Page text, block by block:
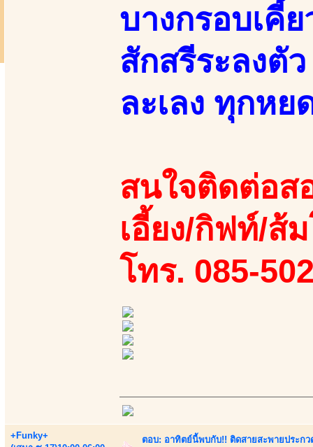
บางกรอบเคี้
สักสรีระลงตั
ละเลง ทุกหย
สนใจติดต่อส
เอี้ยง/กิฟท์/ส้
โทร. 085-
+Funky+
ตอบ: อาทิตย์นี้พบกับ!! ติดสายสะพายประกว